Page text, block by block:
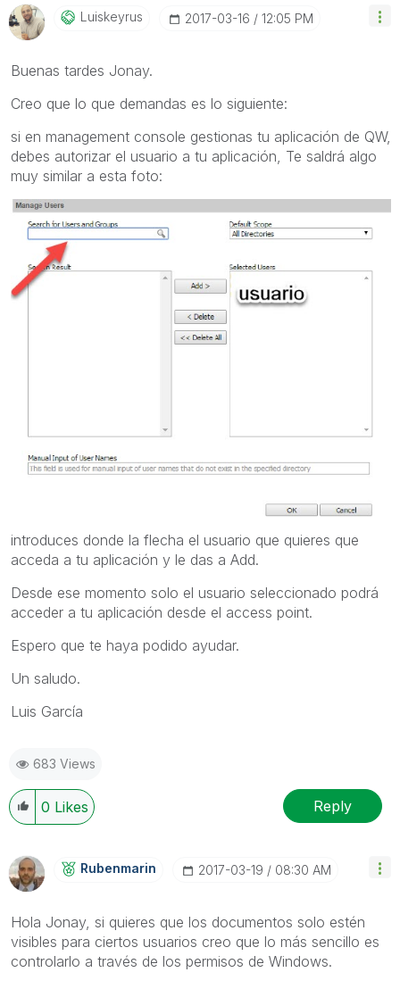
Luiskeyrus ‎2017-03-16 12:05 PM
Buenas tardes Jonay.
Creo que lo que demandas es lo siguiente:
si en management console gestionas tu aplicación de QW,
debes autorizar el usuario a tu aplicación, Te saldrá algo
muy similar a esta foto:
introduces donde la flecha el usuario que quieres que
acceda a tu aplicación y le das a Add.
Desde ese momento solo el usuario seleccionado podrá
acceder a tu aplicación desde el access point.
Espero que te haya podido ayudar.
Un saludo.
Luis García
683 Views
0 Likes Reply
Rubenmarin ‎2017-03-19 08:30 AM
Hola Jonay, si quieres que los documentos solo estén
visibles para ciertos usuarios creo que lo más sencillo es
controlarlo a través de los permisos de Windows.